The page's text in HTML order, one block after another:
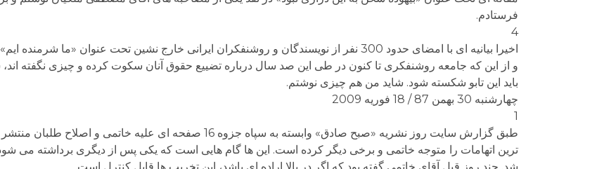
فرستادم.
4
اخیرا بیانیه ای با امضای حدود 300 نفر از نویسندگان و روشنفکران ایرانی خارج نشین تحت عنوان «ما
و از این که جامعه روشنفکری تا کنون در طی این صد سال درباره تضییع حقوق آنان سکوت کرده و چیزی نگفته
باید این تابو شکسته شود. شاید من هم چیزی نوشتم.
چهارشنبه 30 بهمن 87 / 18 فوریه 2009
1
طبق گزارش سایت روز نشریه «صبح صادق» وابسته به سپاه جزوه 16 صفحه ای علیه
ترین اتهامات را متوجه خاتمی و برخی دیگر کرده است. این ها گام هایی است که یکی پس از دیگری برداشته می شود.